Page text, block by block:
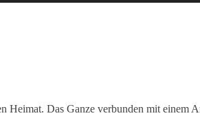
Heimat. Das Ganze verbunden mit einem